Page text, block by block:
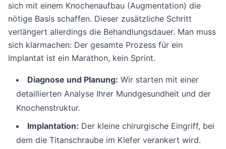
sich mit einem Knochenaufbau (Augmentation) die
nötige Basis schaffen. Dieser zusätzliche Schritt
verlängert allerdings die Behandlungsdauer. Man muss
sich klarmachen: Der gesamte Prozess für ein
Implantat ist ein Marathon, kein Sprint.
Diagnose und Planung: Wir starten mit einer
detaillierten Analyse Ihrer Mundgesundheit und der
Knochenstruktur.
Implantation: Der kleine chirurgische Eingriff, bei
dem die Titanschraube im Kiefer verankert wird.